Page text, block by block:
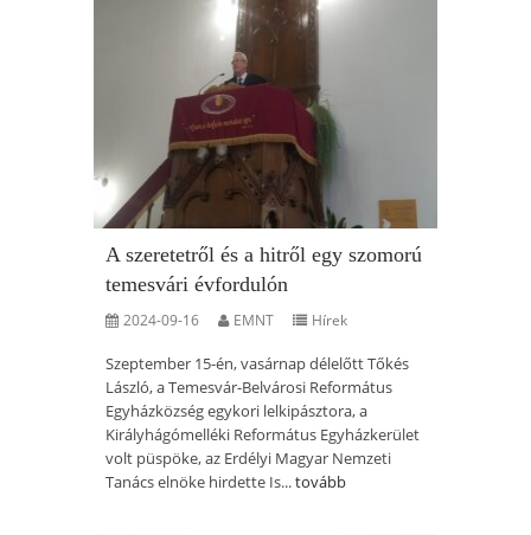
A szeretetről és a hitről egy szomorú
temesvári évfordulón
2024-09-16 EMNT Hírek
Szeptember 15-én, vasárnap délelőtt Tőkés
László, a Temesvár-Belvárosi Református
Egyházközség egykori lelkipásztora, a
Királyhágómelléki Református Egyházkerület
volt püspöke, az Erdélyi Magyar Nemzeti
Tanács elnöke hirdette Is...tovább